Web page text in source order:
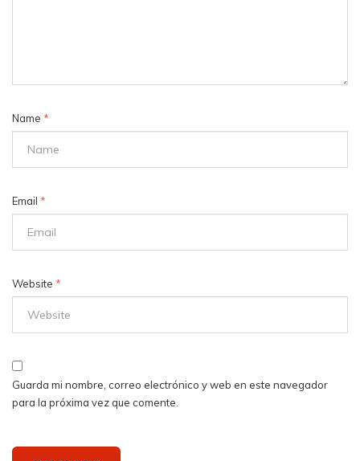
Name *
Email *
Website *
Guarda mi nombre, correo electrónico y web en este navegador
para la próxima vez que comente.